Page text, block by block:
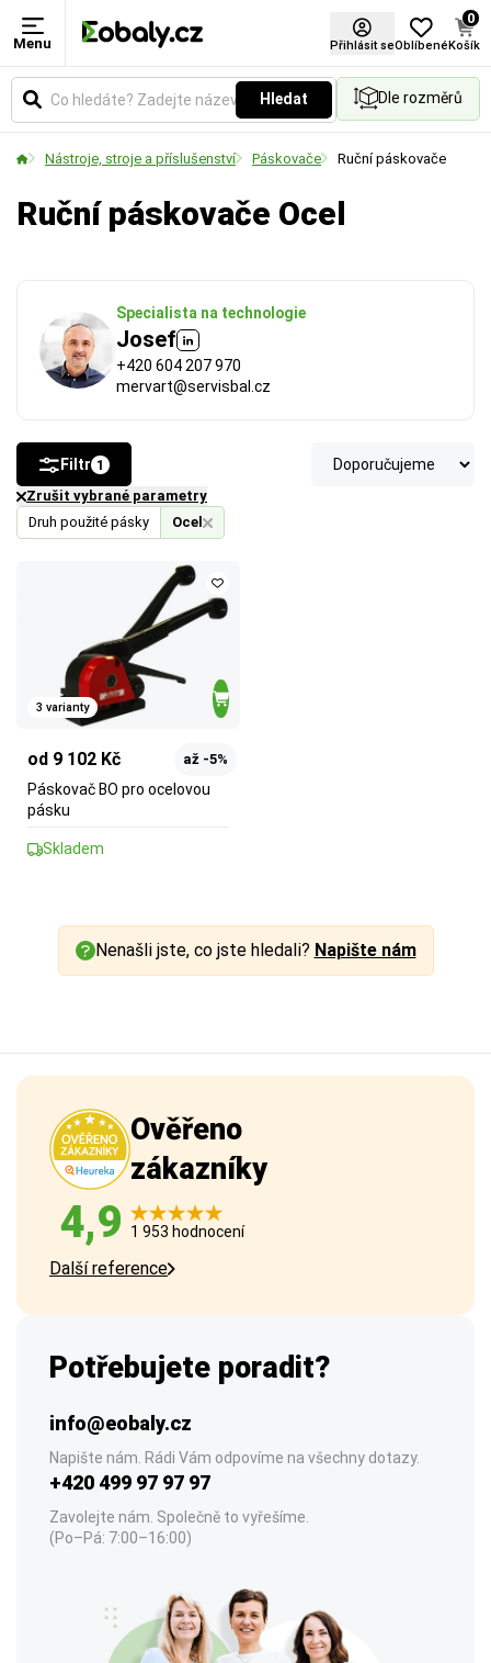
Menu Přihlásit seOblíbené
0
Košík
Hledat Dle rozměrů
Nástroje, stroje a příslušenství Páskovače Ruční páskovače
Ruční páskovače Ocel
Specialista na technologie
Josef
+420 604 207 970
mervart@servisbal.cz
Druh použité pásky Ocel
Zrušit vybrané parametry
Filtr 1
3 varianty
od 9 102 Kč až -5%
Páskovač BO pro ocelovou
pásku
Skladem
Nenašli jste, co jste hledali? Napište nám
Ověřeno
zákazníky
4,9 1 953 hodnocení
Další reference
Potřebujete poradit?
info@eobaly.cz
Napište nám. Rádi Vám odpovíme na všechny dotazy.
+420 499 97 97 97
Zavolejte nám. Společně to vyřešíme.
(Po–Pá: 7:00–16:00)
Šířka pásky (mm)
Udává šířku pásky nebo materiálu v milimetrech.
spoje a velikosti balených předmětů.